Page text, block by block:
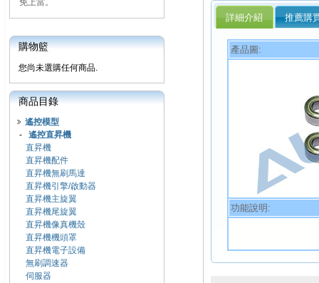
免上當。
購物籃
您尚未選購任何商品.
商品目錄
遙控模型
- 遙控直昇機
直昇機
直昇機配件
直昇機無刷馬達
直昇機引擎/啟動器
直昇機主旋翼
直昇機尾旋翼
直昇機像真機殼
直昇機機頭罩
直昇機電子設備
無刷調速器
伺服器
詳細介紹 推薦購
產品圖:
功能說明: